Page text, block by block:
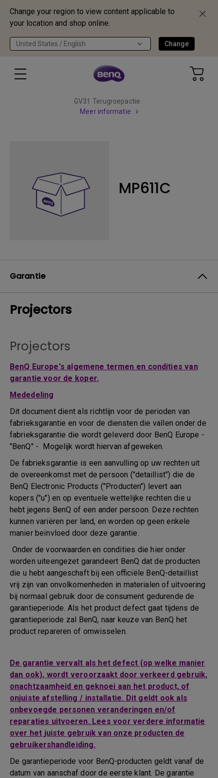
Change your region to view content applicable to
your location and shop online.
United States / English Change
GV31 Terugroepactie
Meer informatie
MP611C
Garantie
Projectors
Projectors
BenQ Europe's algemene termen en condities van
garantie voor de koper.
Mededeling
Dit document dient als richtlijn voor de perioden van
fabrieksgarantie en voor de diensten die vallen onder de
fabrieksgarantie die wordt geleverd door BenQ Europe -
"BenQ" - Mogelijk wordt hiervan afgeweken.
De fabrieksgarantie is een aanvulling op uw rechten uit
de overeenkomst met de persoon ("detaillist") die de
BenQ Electronic Products ("Producten") levert aan
kopers ("u") en op eventuele wettelijke rechten die u
hebt jegens BenQ of een ander persoon. Deze rechten
kunnen variëren per land, en worden op geen enkele
manier beïnvloed door deze garantie.
Onder de voorwaarden en condities die hier onder
worden uiteengezet garandeert BenQ dat de producten
die u hebt aangeschaft bij een officiële BenQ-detaillist
vrij zijn van onvolkomenheden in materialen of uitvoering
bij normaal gebruik door de consument gedurende de
garantieperiode. Als het product defect gaat tijdens de
garantieperiode zal BenQ, naar keuze van BenQ het
product repareren of omwisselen.
De garantie vervalt als het defect (op welke manier
dan ook), wordt veroorzaakt door verkeerd gebruik,
onachtzaamheid en geknoei aan het product, of
onjuiste afstelling / installatie. Dit geldt ook als
onbevoegde personen veranderingen en/of
reparaties uitvoeren. Lees voor verdere informatie
over het juiste gebruik van onze producten de
gebruikershandleiding.
De garantieperiode voor BenQ-producten geldt vanaf de
datum van aanschaf door de eerste klant. De garantie